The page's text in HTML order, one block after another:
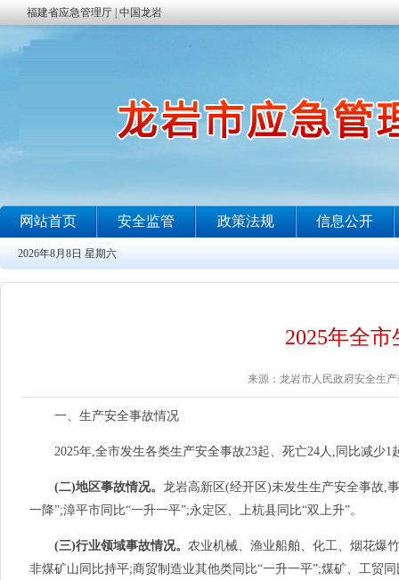
2025年全
来源：龙岩市人民政府安全生
一、生产安全事故情况
2025年,全市发生各类生产安全事故23起、死亡24人,同比减少1
(二)地区事故情况。 龙岩高新区(经开区)未发生生产安全事故,
一降”;漳平市同比“一升一平”;永定区、上杭县同比“双上升”。
(三)行业领域事故情况。 农业机械、渔业船舶、化工、烟花爆
非煤矿山同比持平;商贸制造业其他类同比“一升一平”;煤矿、工贸